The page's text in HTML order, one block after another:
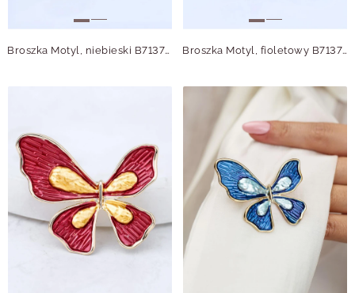
Broszka Motyl, niebieski B713768Z00 Broszka Motyl, fioletowy B713764Z00